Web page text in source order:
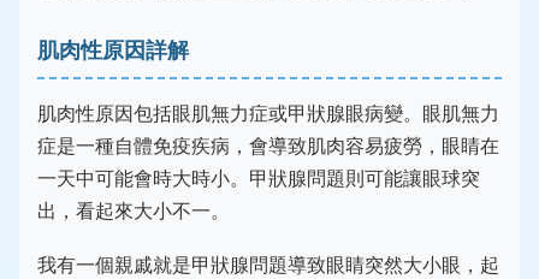
肌肉性原因詳解
肌肉性原因包括眼肌無力症或甲狀腺眼病變。眼肌無力
症是一種自體免疫疾病，會導致肌肉容易疲勞，眼睛在
一天中可能會時大時小。甲狀腺問題則可能讓眼球突
出，看起來大小不一。
我有一個親戚就是甲狀腺問題導致眼睛突然大小眼，起